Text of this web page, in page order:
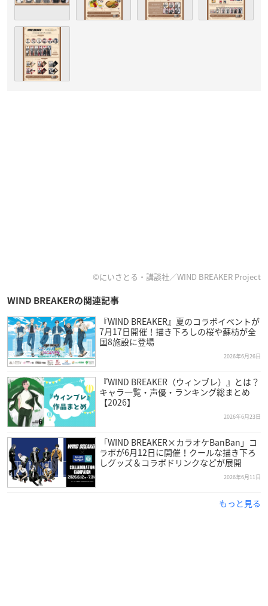
©にいさとる・講談社／WIND BREAKER Project
WIND BREAKERの関連記事
『WIND BREAKER』夏のコラボイベントが
7月17日開催！描き下ろしの桜や蘇枋が全
国8施設に登場
2026年6月26日
『WIND BREAKER（ウィンブレ）』とは？
キャラ一覧・声優・ランキング総まとめ
【2026】
2026年6月23日
「WIND BREAKER×カラオケBanBan」コ
ラボが6月12日に開催！クールな描き下ろ
しグッズ＆コラボドリンクなどが展開
2026年6月11日
もっと見る